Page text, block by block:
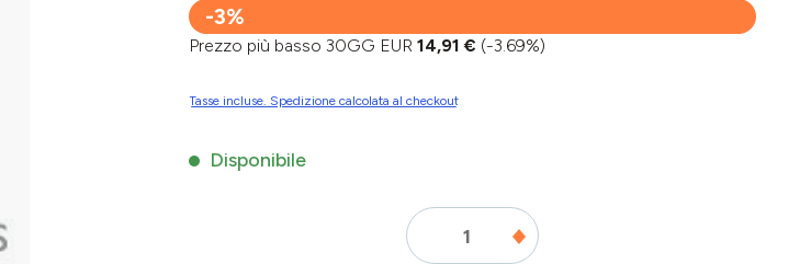
-3%
Prezzo più basso 30GG EUR 14,91 € (-3.69%)
Tasse incluse. Spedizione calcolata al checkout
Disponibile